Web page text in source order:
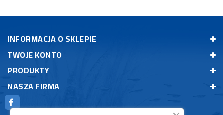
INFORMACJA O SKLEPIE
TWOJE KONTO
PRODUKTY
NASZA FIRMA